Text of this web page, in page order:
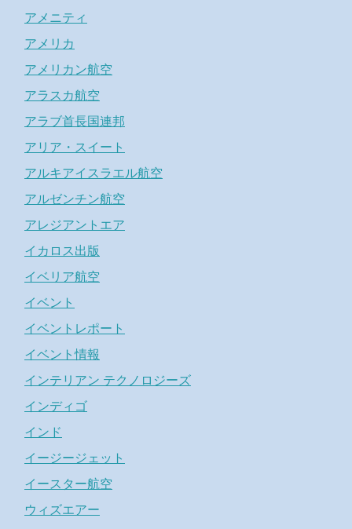
アメニティ
アメリカ
アメリカン航空
アラスカ航空
アラブ首長国連邦
アリア・スイート
アルキアイスラエル航空
アルゼンチン航空
アレジアントエア
イカロス出版
イベリア航空
イベント
イベントレポート
イベント情報
インテリアン テクノロジーズ
インディゴ
インド
イージージェット
イースター航空
ウィズエアー